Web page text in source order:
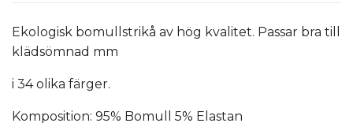
Ekologisk bomullstrikå av hög kvalitet. Passar bra till
klädsömnad mm
i 34 olika färger.
Komposition: 95% Bomull 5% Elastan